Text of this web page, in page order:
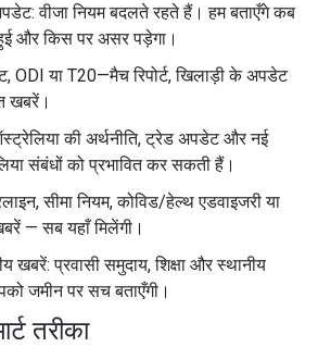
वीजा नियम बदलते रहते हैं। हम बताएँगे कब
और किस पर असर पड़ेगा।
या T20—मैच रिपोर्ट, खिलाड़ी के अपडेट
खबरें।
की अर्थनीति, ट्रेड अपडेट और नई
संबंधों को प्रभावित कर सकती हैं।
सीमा नियम, कोविड/हेल्थ एडवाइजरी या
— सब यहाँ मिलेंगी।
खबरें: प्रवासी समुदाय, शिक्षा और स्थानीय
जमीन पर सच बताएँगी।
तरीका